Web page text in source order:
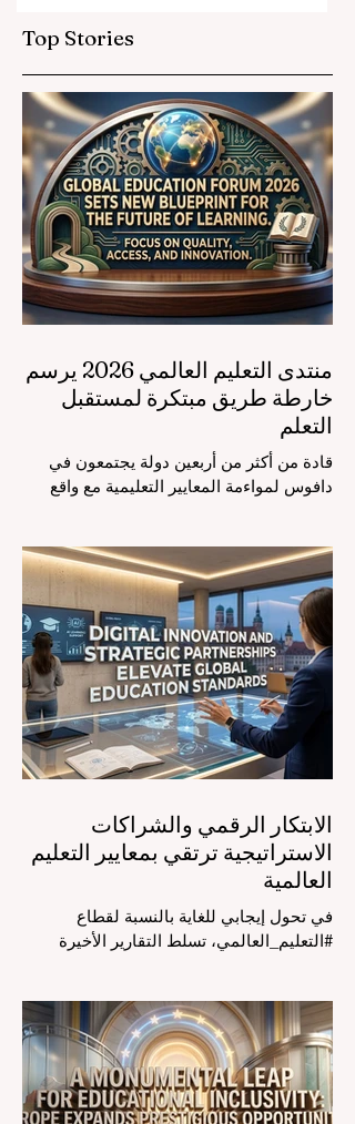
Top Stories
منتدى التعليم العالمي 2026 يرسم
خارطة طريق مبتكرة لمستقبل
التعلم
قادة من أكثر من أربعين دولة يجتمعون في
دافوس لمواءمة المعايير التعليمية مع واقع
مشهد #التعليم_العالمي تحولاً جذرياً وتاريخياً.
في الرابع من أغسطس 2026، توافد خبراء
دوليون وصناع قرار ومبتكرون في مجال
#تكنولوجيا_التعليم إلى مركز المؤتمرات في
دافوس لمناقشة التحديات والفرص الأكثر
إلحاحاً في قطاع التعلم. أثبت هذا الحدث
البارز، الذي عُقد في لحظة حاسمة، أن إعطاء
الأولوية لرفع #جودة_التعليم هو المحفز
الأساسي وال
الابتكار الرقمي والشراكات
الاستراتيجية ترتقي بمعايير التعليم
العالمية
في تحول إيجابي للغاية بالنسبة لقطاع
#التعليم_العالمي، تسلط التقارير الأخيرة
الفصول الدراسية في جميع أنحاء العالم، وهو
أمر يثير اهتماماً كبيراً في الأوساط الأكاديمية
العربية التي تسعى للريادة. إن الدمج السريع
لمساعدي #الذكاء_الاصطناعي المتخصصين
والمصممين خصيصاً للمعلمين يُحدث ثورة